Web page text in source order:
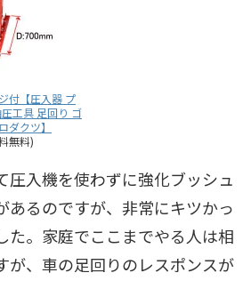
付【圧入器 プ
工具 足回り ゴ
ダクツ】
無料)
圧入機を使わずに強化ブッシュ
あるのですが、非常にキツかっ
。家庭でここまでやる人は相
が、車の足回りのレスポンスが